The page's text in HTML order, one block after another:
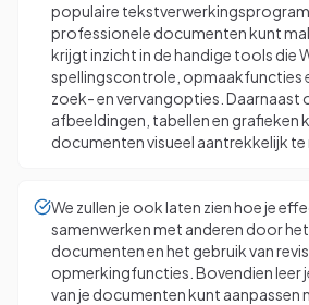
populaire
professionele documenten kunt
krijgt inzicht in de handige tools die
spellingscontrole, opmaakfuncties
zoek- en vervangopties. Daarnaast
afbeeldingen, tabellen en grafieken
documenten visueel aantrekkelijk te
We zullen je ook laten zien hoe je
samenwerken met anderen door het
documenten en het gebruik van
opmerkingfuncties. Bovendien leer
van je documenten kunt aanpassen